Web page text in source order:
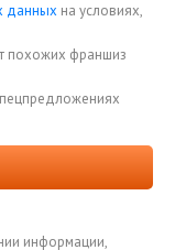
данных на условиях,
похожих франшиз
информации,